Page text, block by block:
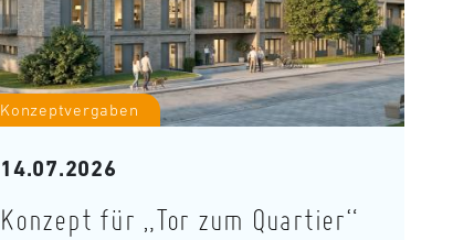
Konzeptvergaben
14.07.2026
Konzept für „Tor zum Quartier“